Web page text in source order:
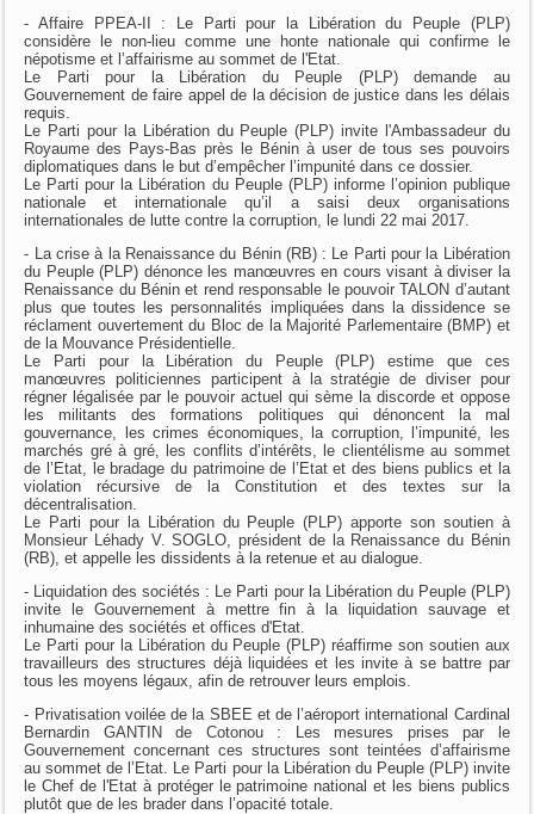
- Affaire PPEA-II : Le Parti pour la Libération du Peuple (PLP)
considère le non-lieu comme une honte nationale qui confirme le
népotisme et l’affairisme au sommet de l'Etat.
Le Parti pour la Libération du Peuple (PLP) demande au
Gouvernement de faire appel de la décision de justice dans les délais
requis.
Le Parti pour la Libération du Peuple (PLP) invite l'Ambassadeur du
Royaume des Pays-Bas près le Bénin à user de tous ses pouvoirs
diplomatiques dans le but d’empêcher l’impunité dans ce dossier.
Le Parti pour la Libération du Peuple (PLP) informe l’opinion publique
nationale et internationale qu’il a saisi deux organisations
internationales de lutte contre la corruption, le lundi 22 mai 2017.
- La crise à la Renaissance du Bénin (RB) : Le Parti pour la Libération
du Peuple (PLP) dénonce les manœuvres en cours visant à diviser la
Renaissance du Bénin et rend responsable le pouvoir TALON d’autant
plus que toutes les personnalités impliquées dans la dissidence se
réclament ouvertement du Bloc de la Majorité Parlementaire (BMP) et
de la Mouvance Présidentielle.
Le Parti pour la Libération du Peuple (PLP) estime que ces
manœuvres politiciennes participent à la stratégie de diviser pour
régner légalisée par le pouvoir actuel qui sème la discorde et oppose
les militants des formations politiques qui dénoncent la mal
gouvernance, les crimes économiques, la corruption, l’impunité, les
marchés gré à gré, les conflits d’intérêts, le clientélisme au sommet
de l’Etat, le bradage du patrimoine de l’Etat et des biens publics et la
violation récursive de la Constitution et des textes sur la
décentralisation.
Le Parti pour la Libération du Peuple (PLP) apporte son soutien à
Monsieur Léhady V. SOGLO, président de la Renaissance du Bénin
(RB), et appelle les dissidents à la retenue et au dialogue.
- Liquidation des sociétés : Le Parti pour la Libération du Peuple (PLP)
invite le Gouvernement à mettre fin à la liquidation sauvage et
inhumaine des sociétés et offices d'Etat.
Le Parti pour la Libération du Peuple (PLP) réaffirme son soutien aux
travailleurs des structures déjà liquidées et les invite à se battre par
tous les moyens légaux, afin de retrouver leurs emplois.
- Privatisation voilée de la SBEE et de l’aéroport international Cardinal
Bernardin GANTIN de Cotonou : Les mesures prises par le
Gouvernement concernant ces structures sont teintées d’affairisme
au sommet de l’Etat. Le Parti pour la Libération du Peuple (PLP) invite
le Chef de l'Etat à protéger le patrimoine national et les biens publics
plutôt que de les brader dans l’opacité totale.